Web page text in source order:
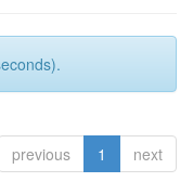
previous 1 next